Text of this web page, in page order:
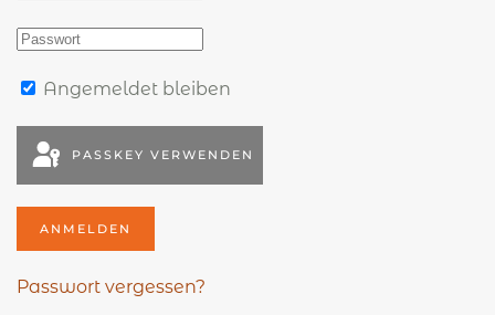
Angemeldet bleiben
PASSKEY VERWENDEN
ANMELDEN
Passwort vergessen?